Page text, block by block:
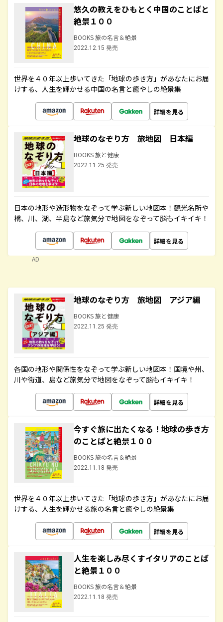
悠久の教えをひもとく中国のことばと
絶景１００
BOOKS 旅の名言＆絶景
2022.12.15 発売
世界を４０年以上歩いてきた「地球の歩き方」があなたにお届
けする、人生を輝かせる中国の名言と癒やしの絶景集
詳細を見る
地球のなぞり方 旅地図 日本編
BOOKS 旅と健康
2022.11.25 発売
日本の地形や造形物をなぞって学ぶ新しい地図本！観光名所や
橋、川、湖、半島など旅気分で地図をなぞって脳もイキイキ！
詳細を見る
AD
地球のなぞり方 旅地図 アジア編
BOOKS 旅と健康
2022.11.25 発売
各国の地形や関係性をなぞって学ぶ新しい地図本！国境や州、
川や街道、島など旅気分で地図をなぞって脳もイキイキ！
詳細を見る
今すぐ旅に出たくなる！地球の歩き方
のことばと絶景１００
BOOKS 旅の名言＆絶景
2022.11.18 発売
世界を４０年以上歩いてきた「地球の歩き方」があなたにお届
けする、人生を輝かせる旅の名言と癒やしの絶景集
詳細を見る
人生を楽しみ尽くすイタリアのことば
と絶景１００
BOOKS 旅の名言＆絶景
2022.11.18 発売